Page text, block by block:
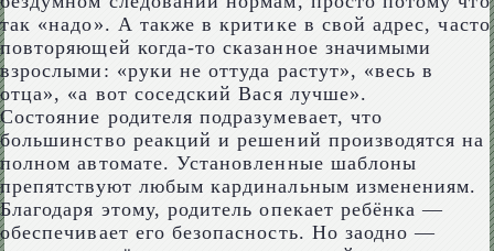
так «надо». А также в критике в свой адрес, часто
повторяющей когда-то сказанное значимыми
взрослыми: «руки не оттуда растут», «весь в
отца», «а вот соседский Вася лучше».
Состояние родителя подразумевает, что
большинство реакций и решений производятся на
полном автомате. Установленные шаблоны
препятствуют любым кардинальным изменениям.
Благодаря этому, родитель опекает ребёнка —
обеспечивает его безопасность. Но заодно —